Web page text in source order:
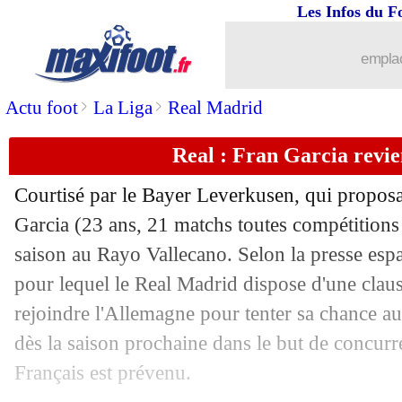
Actu foot> La Liga> Real Madrid
Les Infos du
Real : Fran Garcia
Courtisé par le Bayer Leverkusen, qui
Garcia (23 ans, 21 matchs toutes
saison au Rayo Vallecano. Selon la presse
pour lequel le Real Madrid dispose d'une
rejoindre l'Allemagne pour tenter sa chance
dès la saison prochaine dans le but de
Français est prévenu.
: Pavlovic, un périple de 10h
01/02 Coupe d'Asie: l'édition 2027 en A.
01/02 Lens: Fulgini, c'est bouclé (officiel)
: Herrera reste bien à Bilbao
01/02 Reims : meilleure défense de L1
01/02 Lille: Fonte, son message à la
01/02 OM: Niang revient sur son transfert
01/02 Milan : retour imminent pour